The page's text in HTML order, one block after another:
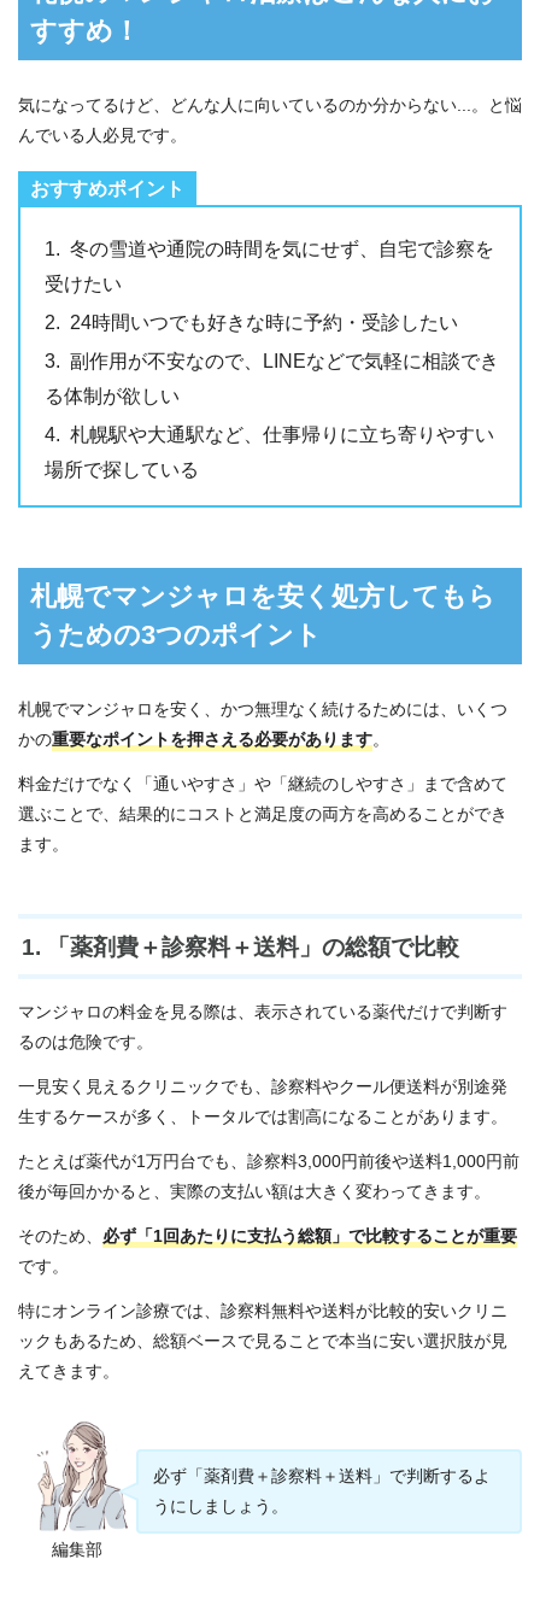
すすめ！
気になってるけど、どんな人に向いているのか分からない...。と悩
んでいる人必見です。
冬の雪道や通院の時間を気にせず、自宅で診察を
受けたい
24時間いつでも好きな時に予約・受診したい
副作用が不安なので、LINEなどで気軽に相談でき
る体制が欲しい
札幌駅や大通駅など、仕事帰りに立ち寄りやすい
場所で探している
札幌でマンジャロを安く処方してもら
うための3つのポイント
札幌でマンジャロを安く、かつ無理なく続けるためには、いくつ
かの重要なポイントを押さえる必要があります。
料金だけでなく「通いやすさ」や「継続のしやすさ」まで含めて
選ぶことで、結果的にコストと満足度の両方を高めることができ
ます。
1. 「薬剤費＋診察料＋送料」の総額で比較
マンジャロの料金を見る際は、表示されている薬代だけで判断す
るのは危険です。
一見安く見えるクリニックでも、診察料やクール便送料が別途発
生するケースが多く、トータルでは割高になることがあります。
たとえば薬代が1万円台でも、診察料3,000円前後や送料1,000円前
後が毎回かかると、実際の支払い額は大きく変わってきます。
そのため、 必ず「1回あたりに支払う総額」で比較することが重要
です。
特にオンライン診療では、診察料無料や送料が比較的安いクリニ
ックもあるため、総額ベースで見ることで本当に安い選択肢が見
えてきます。
編集部
必ず「薬剤費＋診察料＋送料」で判断するよ
うにしましょう。